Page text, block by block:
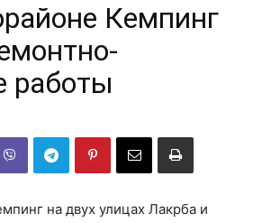
района
Кемпинг
работы
на двух улицах Лакрба и